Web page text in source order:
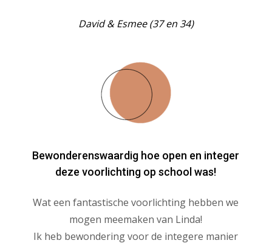
David & Esmee (37 en 34)
Bewonderenswaardig hoe open en integer
deze voorlichting op school was!
Wat een fantastische voorlichting hebben we
mogen meemaken van Linda!
Ik heb bewondering voor de integere manier